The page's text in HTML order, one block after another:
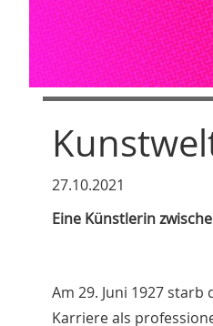
27.10.2021
Eine Künstlerin
Am 29. Juni 1927
Karriere als